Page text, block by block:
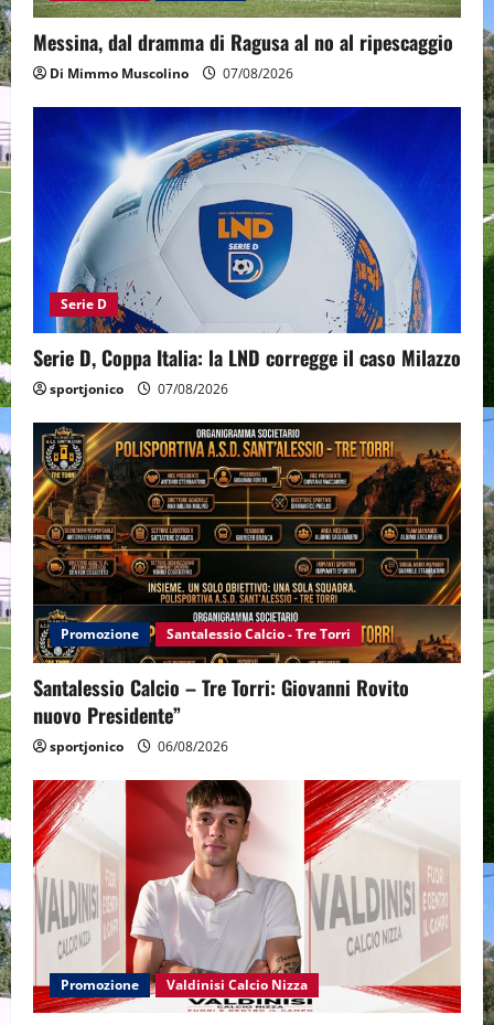
Messina, dal dramma di Ragusa al no al ripescaggio
Di Mimmo Muscolino 07/08/2026
Serie D
Serie D, Coppa Italia: la LND corregge il caso Milazzo
sportjonico 07/08/2026
Promozione Santalessio Calcio - Tre Torri
Santalessio Calcio – Tre Torri: Giovanni Rovito
nuovo Presidente”
sportjonico 06/08/2026
Promozione Valdinisi Calcio Nizza